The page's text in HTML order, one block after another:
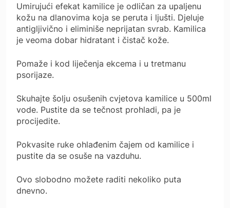
Umirujući efekat kamilice je odličan za upaljenu
kožu na dlanovima koja se peruta i ljušti. Djeluje
antigljivično i eliminiše neprijatan svrab. Kamilica
je veoma dobar hidratant i čistač kože.
Pomaže i kod liječenja ekcema i u tretmanu
psorijaze.
Skuhajte šolju osušenih cvjetova kamilice u 500ml
vode. Pustite da se tečnost prohladi, pa je
procijedite.
Pokvasite ruke ohlađenim čajem od kamilice i
pustite da se osuše na vazduhu.
Ovo slobodno možete raditi nekoliko puta
dnevno.